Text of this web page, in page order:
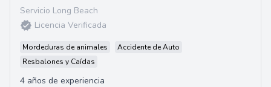
Servicio Long Beach
Licencia Verificada
Mordeduras de animales
Accidente de Auto
Resbalones y Caídas
4 años de experiencia